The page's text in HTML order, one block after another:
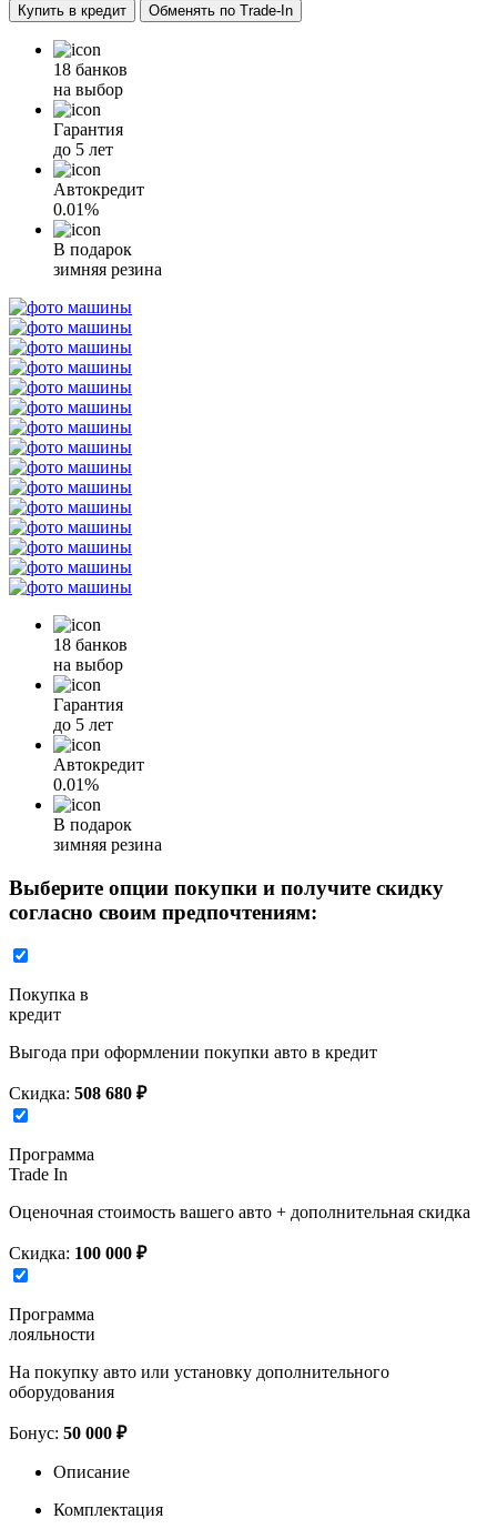
Купить в кредит Обменять по Trade-In
18 банков
на выбор
Гарантия
до 5 лет
Автокредит
0.01%
В подарок
зимняя резина
18 банков
на выбор
Гарантия
до 5 лет
Автокредит
0.01%
В подарок
зимняя резина
Выберите опции покупки и получите скидку
согласно своим предпочтениям:
Покупка в
кредит
Выгода при оформлении покупки авто в кредит
Скидка: 508 680 ₽
Программа
Trade In
Оценочная стоимость вашего авто + дополнительная скидка
Скидка: 100 000 ₽
Программа
лояльности
На покупку авто или установку дополнительного
оборудования
Бонус: 50 000 ₽
Описание
Комплектация